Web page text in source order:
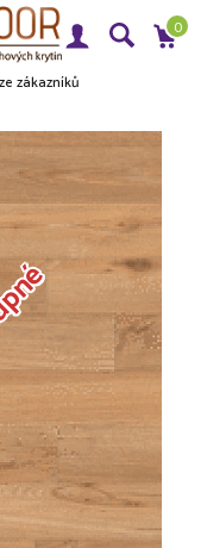
zákazníků
0